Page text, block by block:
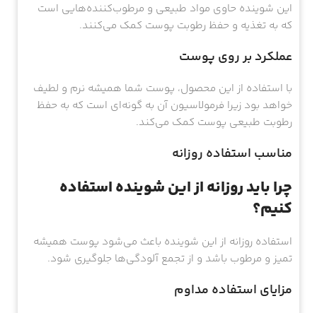
این شوینده حاوی مواد طبیعی و مرطوب‌کننده‌هایی است
که به تغذیه و حفظ رطوبت پوست کمک می‌کنند.
عملکرد بر روی پوست
با استفاده از این محصول، پوست شما همیشه نرم و لطیف
خواهد بود زیرا فرمولاسیون آن به گونه‌ای است که به حفظ
رطوبت طبیعی پوست کمک می‌کند.
مناسب استفاده روزانه
چرا باید روزانه از این شوینده استفاده
کنیم؟
استفاده روزانه از این شوینده باعث می‌شود پوست همیشه
تمیز و مرطوب باشد و از تجمع آلودگی‌ها جلوگیری شود.
مزایای استفاده مداوم